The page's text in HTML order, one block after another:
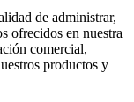
de administrar,
ofrecidos en nuestra
comercial,
productos y